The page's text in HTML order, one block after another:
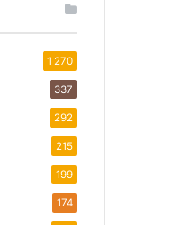
1 270
337
292
215
199
174